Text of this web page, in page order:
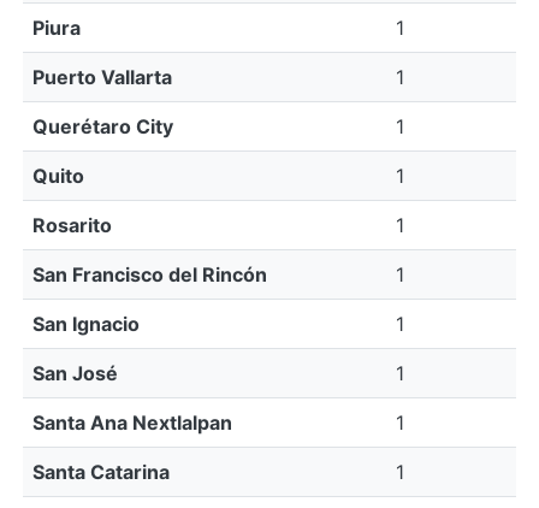
Piura 1
Puerto Vallarta 1
Querétaro City 1
Quito 1
Rosarito 1
San Francisco del Rincón 1
San Ignacio 1
San José 1
Santa Ana Nextlalpan 1
Santa Catarina 1